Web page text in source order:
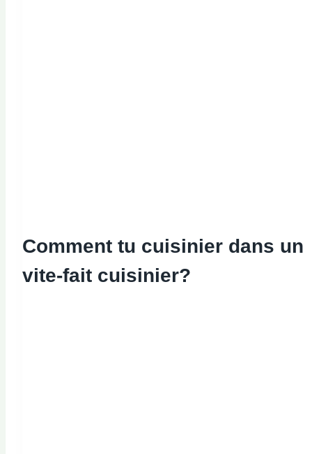
Comment tu cuisinier dans un
vite-fait cuisinier?